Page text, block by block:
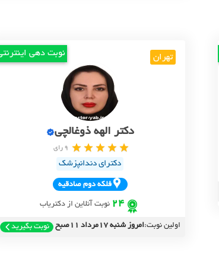
تهران نوبت دهی
دکتر الهه ذوغالچی
9 رای
دکترای دندانپزشک
فلکه دوم صادقيه
24 نوبت آنلاین از دکتریاب
اولین نوبت:امروز شنبه 17مرداد 11صبح نوبت بگیرید